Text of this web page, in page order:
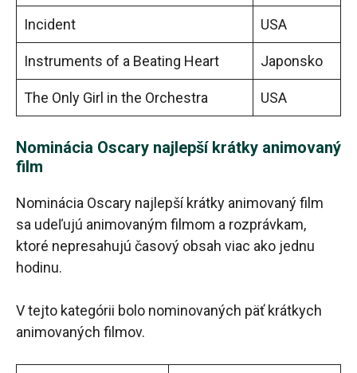
Incident USA
Instruments of a Beating Heart Japonsko
The Only Girl in the Orchestra USA
Nominácia Oscary najlepší krátky animovaný
film
Nominácia Oscary najlepší krátky animovaný film
sa udeľujú animovaným filmom a rozprávkam,
ktoré nepresahujú časový obsah viac ako jednu
hodinu.
V tejto kategórii bolo nominovaných päť krátkych
animovaných filmov.